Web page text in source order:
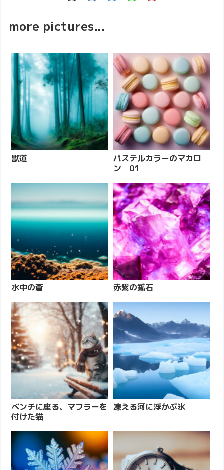
more pictures...
獣道
パステルカラーのマカロ
ン 01
水中の蒼 赤紫の鉱石
ベンチに座る、マフラーを
付けた猫
凍える河に浮かぶ氷